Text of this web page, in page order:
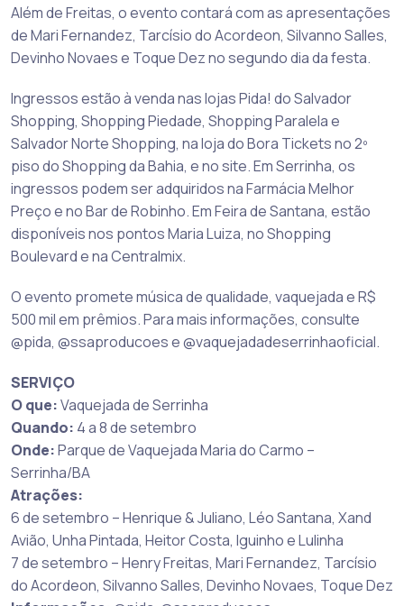
Além de Freitas, o evento contará com as apresentações
de Mari Fernandez, Tarcísio do Acordeon, Silvanno Salles,
Devinho Novaes e Toque Dez no segundo dia da festa.
Ingressos estão à venda nas lojas Pida! do Salvador
Shopping, Shopping Piedade, Shopping Paralela e
Salvador Norte Shopping, na loja do Bora Tickets no 2º
piso do Shopping da Bahia, e no site. Em Serrinha, os
ingressos podem ser adquiridos na Farmácia Melhor
Preço e no Bar de Robinho. Em Feira de Santana, estão
disponíveis nos pontos Maria Luiza, no Shopping
Boulevard e na Centralmix.
O evento promete música de qualidade, vaquejada e R$
500 mil em prêmios. Para mais informações, consulte
@pida, @ssaproducoes e @vaquejadadeserrinhaoficial.
SERVIÇO
O que:Vaquejada de Serrinha
Quando: 4 a 8 de setembro
Onde:Parque de Vaquejada Maria do Carmo –
Serrinha/BA
Atrações:
6 de setembro – Henrique & Juliano, Léo Santana, Xand
Avião, Unha Pintada, Heitor Costa, Iguinho e Lulinha
7 de setembro – Henry Freitas, Mari Fernandez, Tarcísio
do Acordeon, Silvanno Salles, Devinho Novaes, Toque Dez